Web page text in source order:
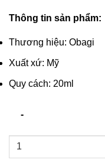
Thông tin sản phẩm:
Thương hiệu: Obagi
Xuất xứ: Mỹ
Quy cách: 20ml
Tinh